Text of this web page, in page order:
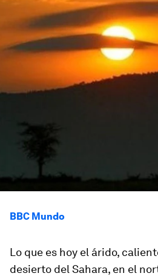
BBC Mundo
Lo que es hoy el árido,
desierto del Sahara, en el